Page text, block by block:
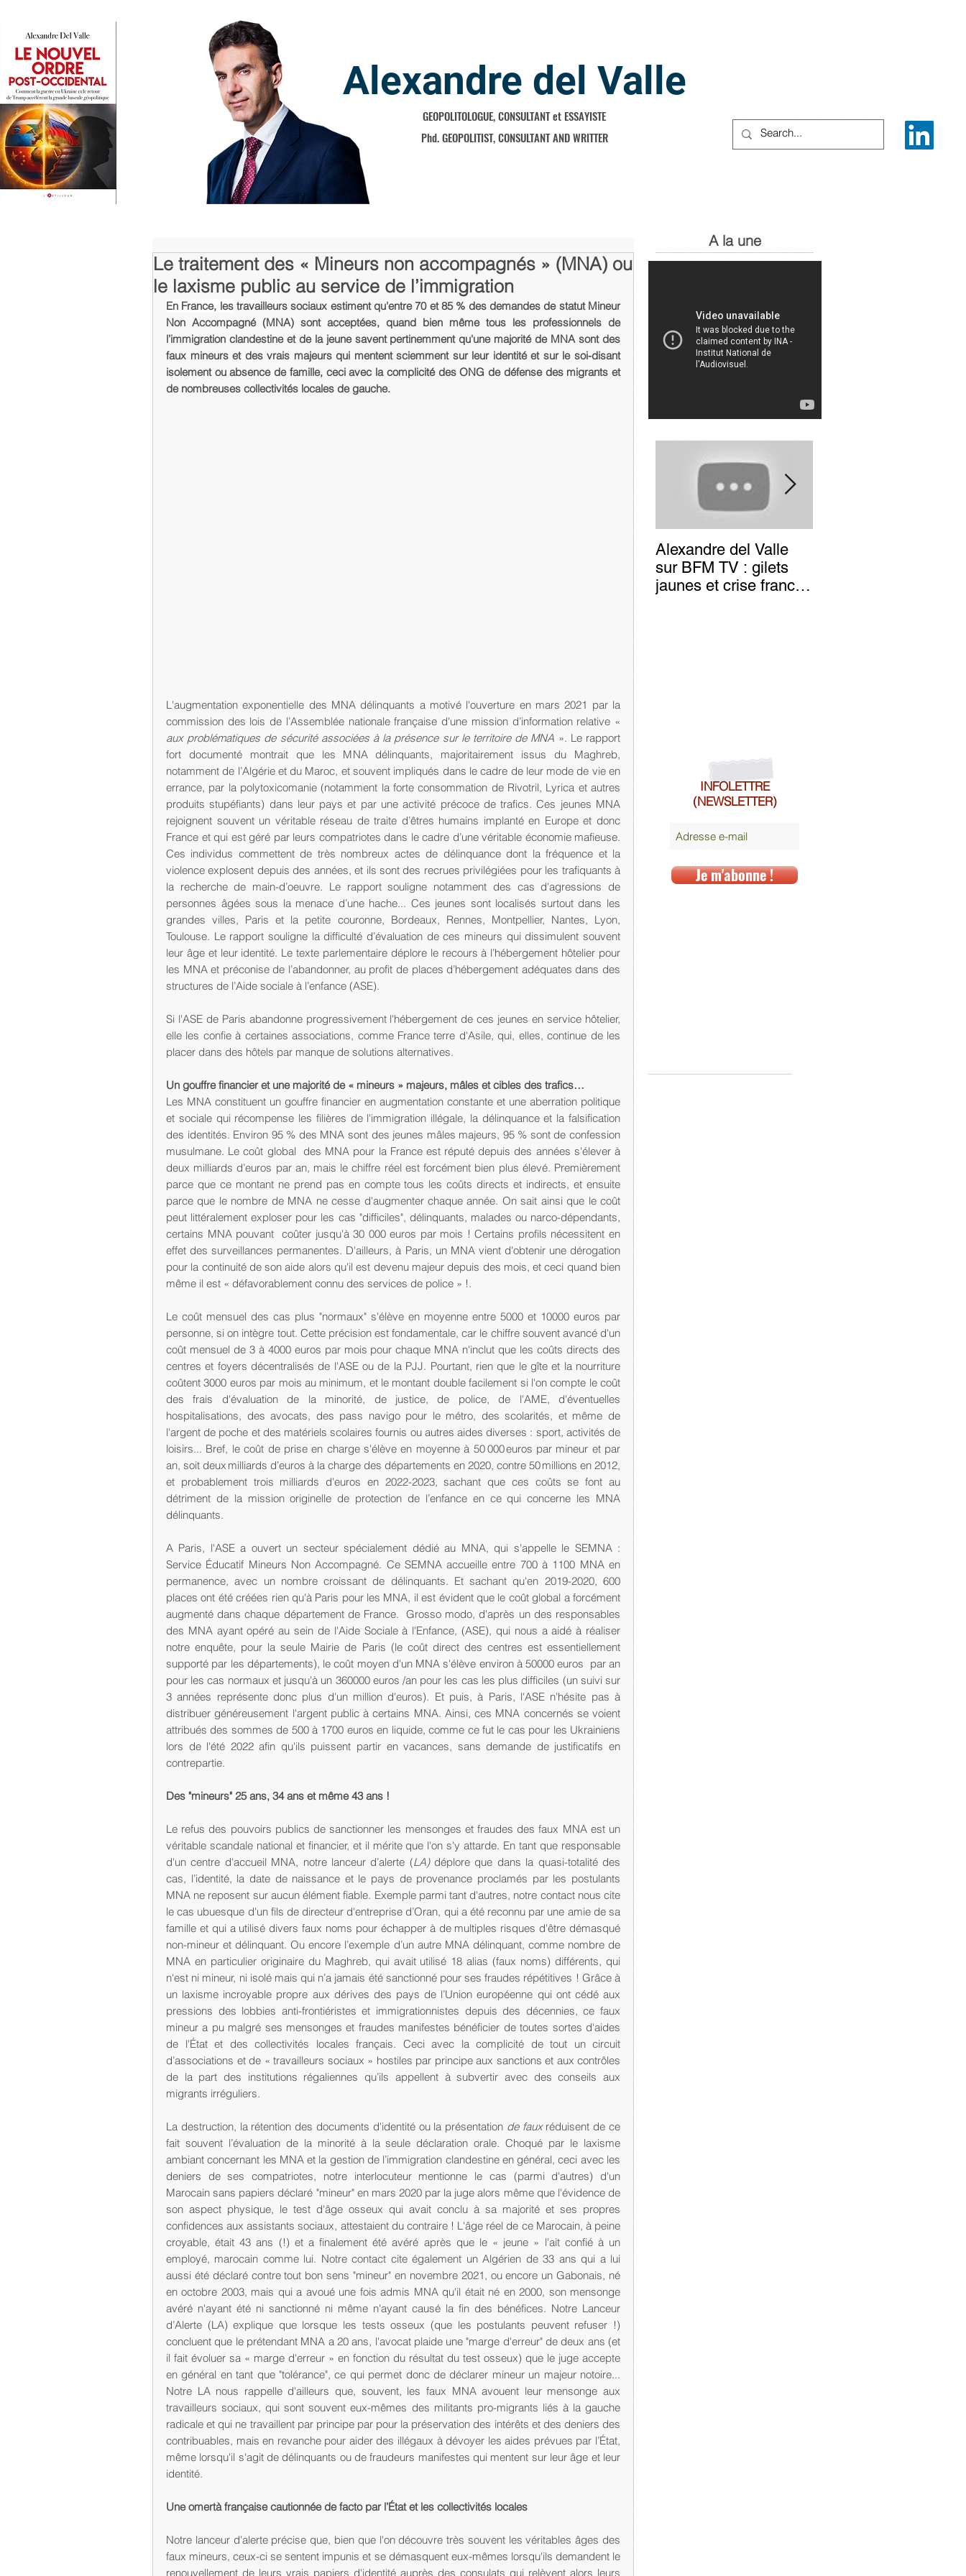
Alexandre del Valle
GEOPOLITOLOGUE, CONSULTANT et ESSAYISTE
Phd. GEOPOLITIST, CONSULTANT AND WRITTER
Le traitement des « Mineurs non accompagnés » (MNA) ou
le laxisme public au service de l’immigration
En France, les travailleurs sociaux estiment qu'entre 70 et 85 % des demandes de statut Mineur
Non Accompagné (MNA) sont acceptées, quand bien même tous les professionnels de
l’immigration clandestine et de la jeune savent pertinemment qu'une majorité de MNA sont des
faux mineurs et des vrais majeurs qui mentent sciemment sur leur identité et sur le soi-disant
isolement ou absence de famille, ceci avec la complicité des ONG de défense des migrants et
de nombreuses collectivités locales de gauche.
L'augmentation exponentielle des MNA délinquants a motivé l'ouverture en mars 2021 par la
aux problématiques de sécurité associées à la présence sur le territoire de MNA ». Le rapport
fort documenté montrait que les MNA délinquants, majoritairement issus du Maghreb,
notamment de l’Algérie et du Maroc, et souvent impliqués dans le cadre de leur mode de vie en
errance, par la polytoxicomanie (notamment la forte consommation de Rivotril, Lyrica et autres
produits stupéfiants) dans leur pays et par une activité précoce de trafics. Ces jeunes MNA
rejoignent souvent un véritable réseau de traite d’êtres humains implanté en Europe et donc
France et qui est géré par leurs compatriotes dans le cadre d’une véritable économie mafieuse.
Ces individus commettent de très nombreux actes de délinquance dont la fréquence et la
violence explosent depuis des années, et ils sont des recrues privilégiées pour les trafiquants à
la recherche de main-d’oeuvre. Le rapport souligne notamment des cas d'agressions de
personnes âgées sous la menace d’une hache... Ces jeunes sont localisés surtout dans les
grandes villes, Paris et la petite couronne, Bordeaux, Rennes, Montpellier, Nantes, Lyon,
Toulouse. Le rapport souligne la difficulté d’évaluation de ces mineurs qui dissimulent souvent
leur âge et leur identité. Le texte parlementaire déplore le recours à l’hébergement hôtelier pour
les MNA et préconise de l’abandonner, au profit de places d’hébergement adéquates dans des
structures de l’Aide sociale à l’enfance (ASE).
Si l'ASE de Paris abandonne progressivement l'hébergement de ces jeunes en service hôtelier,
elle les confie à certaines associations, comme France terre d'Asile, qui, elles, continue de les
placer dans des hôtels par manque de solutions alternatives.
Un gouffre financier et une majorité de « mineurs » majeurs, mâles et cibles des trafics…
Les MNA constituent un gouffre financier en augmentation constante et une aberration politique
et sociale qui récompense les filières de l'immigration illégale, la délinquance et la falsification
des identités. Environ 95 % des MNA sont des jeunes mâles majeurs, 95 % sont de confession
musulmane. Le coût global  des MNA pour la France est réputé depuis des années s'élever à
deux milliards d’euros par an, mais le chiffre réel est forcément bien plus élevé. Premièrement
parce que ce montant ne prend pas en compte tous les coûts directs et indirects, et ensuite
parce que le nombre de MNA ne cesse d'augmenter chaque année. On sait ainsi que le coût
peut littéralement exploser pour les cas "difficiles", délinquants, malades ou narco-dépendants,
certains MNA pouvant  coûter jusqu'à 30 000 euros par mois ! Certains profils nécessitent en
effet des surveillances permanentes. D'ailleurs, à Paris, un MNA vient d'obtenir une dérogation
pour la continuité de son aide alors qu'il est devenu majeur depuis des mois, et ceci quand bien
même il est « défavorablement connu des services de police » !.
Le coût mensuel des cas plus "normaux" s'élève en moyenne entre 5000 et 10000 euros par
personne, si on intègre tout. Cette précision est fondamentale, car le chiffre souvent avancé d'un
coût mensuel de 3 à 4000 euros par mois pour chaque MNA n'inclut que les coûts directs des
centres et foyers décentralisés de l'ASE ou de la PJJ. Pourtant, rien que le gîte et la nourriture
coûtent 3000 euros par mois au minimum, et le montant double facilement si l'on compte le coût
des frais d'évaluation de la minorité, de justice, de police, de l'AME, d'éventuelles
hospitalisations, des avocats, des pass navigo pour le métro, des scolarités, et même de
l'argent de poche et des matériels scolaires fournis ou autres aides diverses : sport, activités de
loisirs... Bref, le coût de prise en charge s'élève en moyenne à 50 000 euros par mineur et par
an, soit deux milliards d’euros à la charge des départements en 2020, contre 50 millions en 2012,
et probablement trois milliards d'euros en 2022-2023, sachant que ces coûts se font au
détriment de la mission originelle de protection de l’enfance en ce qui concerne les MNA
délinquants.
A Paris, l'ASE a ouvert un secteur spécialement dédié au MNA, qui s'appelle le SEMNA :
Service Éducatif Mineurs Non Accompagné. Ce SEMNA accueille entre 700 à 1100 MNA en
permanence, avec un nombre croissant de délinquants. Et sachant qu'en 2019-2020, 600
places ont été créées rien qu'à Paris pour les MNA, il est évident que le coût global a forcément
augmenté dans chaque département de France.  Grosso modo, d'après un des responsables
des MNA ayant opéré au sein de l'Aide Sociale à l'Enfance, (ASE), qui nous a aidé à réaliser
notre enquête, pour la seule Mairie de Paris (le coût direct des centres est essentiellement
supporté par les départements), le coût moyen d'un MNA s'élève environ à 50000 euros  par an
pour les cas normaux et jusqu'à un 360000 euros /an pour les cas les plus difficiles (un suivi sur
3 années représente donc plus d'un million d'euros). Et puis, à Paris, l'ASE n'hésite pas à
distribuer généreusement l'argent public à certains MNA. Ainsi, ces MNA concernés se voient
attribués des sommes de 500 à 1700 euros en liquide, comme ce fut le cas pour les Ukrainiens
lors de l'été 2022 afin qu'ils puissent partir en vacances, sans demande de justificatifs en
contrepartie.
Des "mineurs" 25 ans, 34 ans et même 43 ans !
Le refus des pouvoirs publics de sanctionner les mensonges et fraudes des faux MNA est un
véritable scandale national et financier, et il mérite que l'on s'y attarde. En tant que responsable
d'un centre d'accueil MNA, notre lanceur d’alerte (LA) déplore que dans la quasi-totalité des
cas, l’identité, la date de naissance et le pays de provenance proclamés par les postulants
MNA ne reposent sur aucun élément fiable. Exemple parmi tant d'autres, notre contact nous cite
le cas ubuesque d'un fils de directeur d'entreprise d’Oran, qui a été reconnu par une amie de sa
famille et qui a utilisé divers faux noms pour échapper à de multiples risques d'être démasqué
non-mineur et délinquant. Ou encore l’exemple d’un autre MNA délinquant, comme nombre de
MNA en particulier originaire du Maghreb, qui avait utilisé 18 alias (faux noms) différents, qui
n'est ni mineur, ni isolé mais qui n’a jamais été sanctionné pour ses fraudes répétitives ! Grâce à
un laxisme incroyable propre aux dérives des pays de l’Union européenne qui ont cédé aux
pressions des lobbies anti-frontiéristes et immigrationnistes depuis des décennies, ce faux
mineur a pu malgré ses mensonges et fraudes manifestes bénéficier de toutes sortes d'aides
de l'État et des collectivités locales français. Ceci avec la complicité de tout un circuit
d’associations et de « travailleurs sociaux » hostiles par principe aux sanctions et aux contrôles
de la part des institutions régaliennes qu’ils appellent à subvertir avec des conseils aux
migrants irréguliers.
La destruction, la rétention des documents d'identité ou la présentation de faux réduisent de ce
fait souvent l’évaluation de la minorité à la seule déclaration orale. Choqué par le laxisme
ambiant concernant les MNA et la gestion de l’immigration clandestine en général, ceci avec les
deniers de ses compatriotes, notre interlocuteur mentionne le cas (parmi d'autres) d'un
Marocain sans papiers déclaré "mineur" en mars 2020 par la juge alors même que l'évidence de
son aspect physique, le test d'âge osseux qui avait conclu à sa majorité et ses propres
confidences aux assistants sociaux, attestaient du contraire ! L'âge réel de ce Marocain, à peine
croyable, était 43 ans (!) et a finalement été avéré après que le « jeune » l'ait confié à un
employé, marocain comme lui. Notre contact cite également un Algérien de 33 ans qui a lui
aussi été déclaré contre tout bon sens "mineur" en novembre 2021, ou encore un Gabonais, né
en octobre 2003, mais qui a avoué une fois admis MNA qu'il était né en 2000, son mensonge
avéré n'ayant été ni sanctionné ni même n'ayant causé la fin des bénéfices. Notre Lanceur
d’Alerte (LA) explique que lorsque les tests osseux (que les postulants peuvent refuser !)
concluent que le prétendant MNA a 20 ans, l'avocat plaide une "marge d'erreur" de deux ans (et
il fait évoluer sa « marge d'erreur » en fonction du résultat du test osseux) que le juge accepte
en général en tant que "tolérance", ce qui permet donc de déclarer mineur un majeur notoire...
Notre LA nous rappelle d'ailleurs que, souvent, les faux MNA avouent leur mensonge aux
travailleurs sociaux, qui sont souvent eux-mêmes des militants pro-migrants liés à la gauche
radicale et qui ne travaillent par principe par pour la préservation des intérêts et des deniers des
contribuables, mais en revanche pour aider des illégaux à dévoyer les aides prévues par l’État,
même lorsqu'il s'agit de délinquants ou de fraudeurs manifestes qui mentent sur leur âge et leur
identité.
Une omertà française cautionnée de facto par l’État et les collectivités locales
Notre lanceur d'alerte précise que, bien que l'on découvre très souvent les véritables âges des
faux mineurs, ceux-ci se sentent impunis et se démasquent eux-mêmes lorsqu'ils demandent le
renouvellement de leurs vrais papiers d'identité auprès des consulats qui relèvent alors leurs
A la une
Alexandre del Valle
sur BFM TV : gilets
jaunes et crise franco-
INFOLETTRE
(NEWSLETTER)
Je m'abonne !